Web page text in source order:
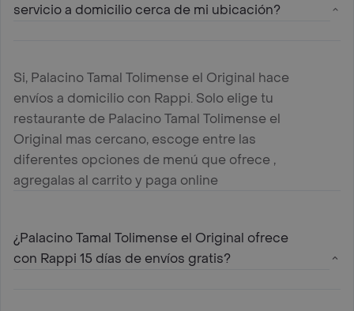
servicio a domicilio cerca de mi ubicación?
Si, Palacino Tamal Tolimense el Original hace
envíos a domicilio con Rappi. Solo elige tu
restaurante de Palacino Tamal Tolimense el
Original mas cercano, escoge entre las
diferentes opciones de menú que ofrece ,
agregalas al carrito y paga online
¿Palacino Tamal Tolimense el Original ofrece
con Rappi 15 días de envíos gratis?